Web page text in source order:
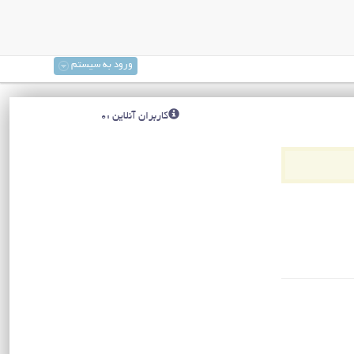
ورود به سیستم
کاربران آنلاین :0